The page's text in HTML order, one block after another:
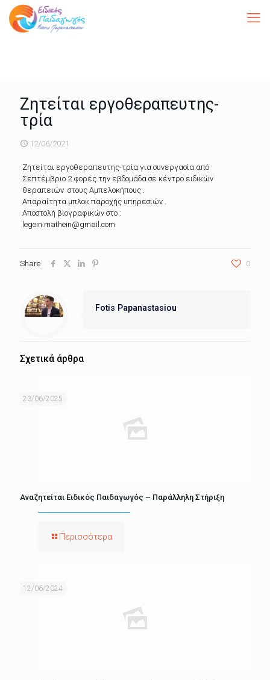
Ζητείται εργοθεραπευτης-
τρία
12/06/2021
Ζητείται εργοθεραπευτης-τρία για συνεργασία από
Σεπτέμβριο 2 φορές την εβδομάδα σε κέντρο ειδικών
θεραπειών στους Αμπελοκήπους .
Απαραίτητα μπλοκ παροχής υπηρεσιών .
Αποστολή βιογραφικών στο :
legein.mathein@gmail.com
Share 0
Fotis Papanastasiou
Σχετικά άρθρα
23/06/2025
Αναζητείται Ειδικός Παιδαγωγός – Παράλληλη Στήριξη
Περισσότερα
12/06/2024